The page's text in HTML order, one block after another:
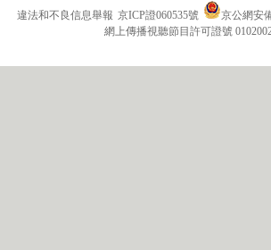
違法和不良信息舉報 京ICP證060535號
京公網安
網上傳播視聽節目許可證號